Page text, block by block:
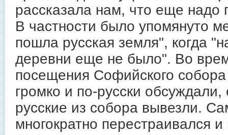
рассказала нам, что еще надо
В частности было упомянуто
пошла русская земля", когда
деревни еще не было". Во
посещения Софийского
громко и по-русски обсуждали,
русские из собора вывезли.
многократно перестраивался